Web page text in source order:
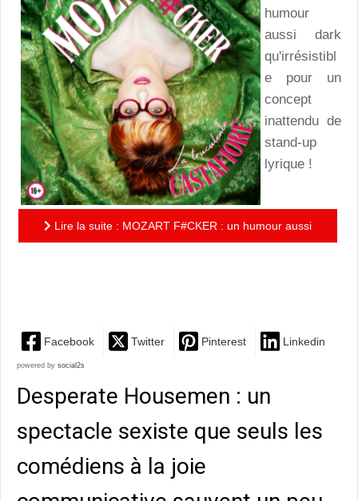
humour
aussi dark
qu'irrésistibl
e pour un
concept
inattendu de
stand-up
lyrique !
Lire la suite : MOZART F#CKER : un humour aussi
Facebook Twitter Pinterest Linkedin
powered by social2s
Desperate Housemen : un
spectacle sexiste que seuls les
comédiens à la joie